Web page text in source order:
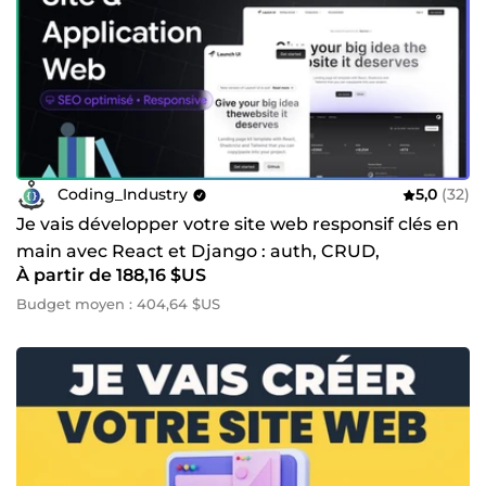
Coding_Industry 5,0 (32)
Je vais développer votre site web responsif clés en
main avec React et Django : auth, CRUD,
déploiement
À partir de 188,16 $US
Budget moyen : 404,64 $US